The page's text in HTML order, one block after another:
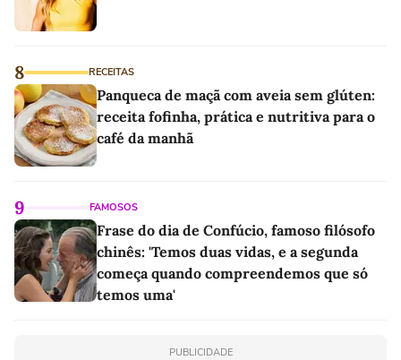
8 RECEITAS
Panqueca de maçã com aveia sem glúten:
receita fofinha, prática e nutritiva para o
café da manhã
9 FAMOSOS
Frase do dia de Confúcio, famoso filósofo
chinês: 'Temos duas vidas, e a segunda
começa quando compreendemos que só
temos uma'
PUBLICIDADE